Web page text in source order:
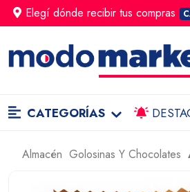
Elegí dónde recibir tus compras
CATEGORÍAS
Almacén Golosinas Y Chocolates